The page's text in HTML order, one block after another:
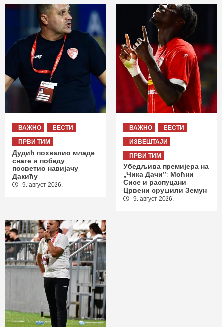
ВАЖНО
ВЕСТИ
ПРВИ ТИМ
Дудић похвалио младе
снаге и победу
посветио навијачу
Дакићу
9. август 2026.
ВАЖНО
ВЕСТИ
ИЗВЕШТАЈИ
ПРВИ ТИМ
Убедљива премијера на
„Чика Дачи”: Моћни
Сисе и распуцани
Црвени срушили Земун
9. август 2026.